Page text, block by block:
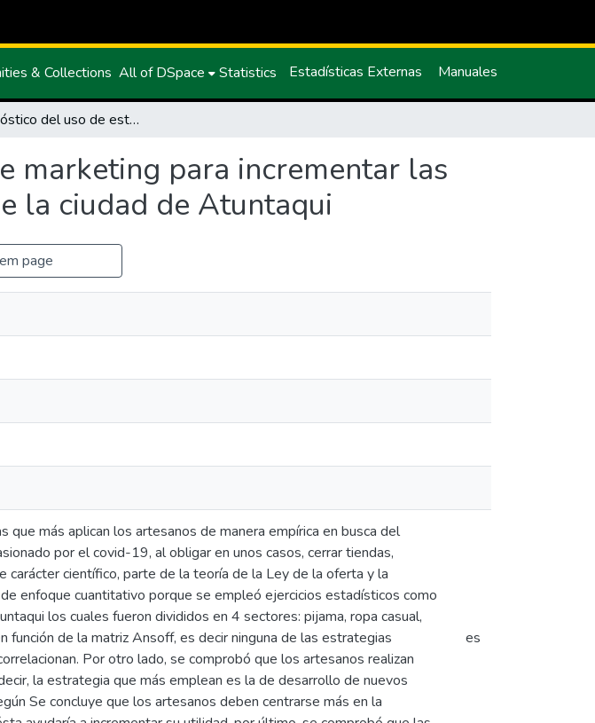
& Collections All of DSpace Statistics Estadísticas Externas Manuales
Diagnóstico del uso de estrategias de marketing para incrementar las ventas en el sector artesanal textil de la ciudad de Atuntaqui
marketing para incrementar las
la ciudad de Atuntaqui
page
más aplican los artesanos de manera empírica en busca del
por el covid-19, al obligar en unos casos, cerrar tiendas,
carácter científico, parte de la teoría de la Ley de la oferta y la
enfoque cuantitativo porque se empleó ejercicios estadísticos como
los cuales fueron divididos en 4 sectores: pijama, ropa casual,
función de la matriz Ansoff, es decir ninguna de las estrategias
Por otro lado, se comprobó que los artesanos realizan
la estrategia que más emplean es la de desarrollo de nuevos
Se concluye que los artesanos deben centrarse más en la
es